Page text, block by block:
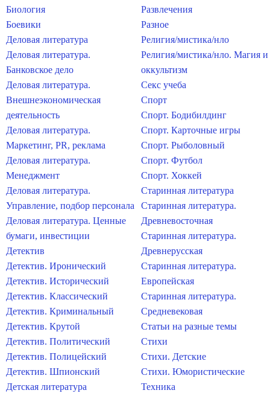
Биология
Боевики
Деловая литература
Деловая литература.
Банковское дело
Деловая литература.
Внешнеэкономическая
деятельность
Деловая литература.
Маркетинг, PR, реклама
Деловая литература.
Менеджмент
Деловая литература.
Управление, подбор персонала
Деловая литература. Ценные
бумаги, инвестиции
Детектив
Детектив. Иронический
Детектив. Исторический
Детектив. Классический
Детектив. Криминальный
Детектив. Крутой
Детектив. Политический
Детектив. Полицейский
Детектив. Шпионский
Детская литература
Развлечения
Разное
Религия/мистика/нло
Религия/мистика/нло. Магия и
оккультизм
Секс учеба
Спорт
Спорт. Бодибилдинг
Спорт. Карточные игры
Спорт. Рыболовный
Спорт. Футбол
Спорт. Хоккей
Старинная литература
Старинная литература.
Древневосточная
Старинная литература.
Древнерусская
Старинная литература.
Европейская
Старинная литература.
Средневековая
Статьи на разные темы
Стихи
Стихи. Детские
Стихи. Юмористические
Техника